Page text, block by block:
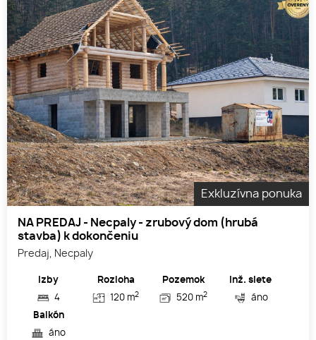
Exkluzívna ponuka
NA PREDAJ - Necpaly - zrubový dom (hrubá
stavba) k dokončeniu
Predaj, Necpaly
Izby
4
Rozloha
120 m2
Pozemok
520 m2
Inž. siete
áno
Balkón
áno